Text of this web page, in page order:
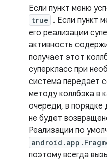
Если пункт меню
true . Если пункт
его реализации
активность
получает этот
суперкласс при
система передает
методу коллбэка в
очереди, в порядке
не будет
Реализации по
поэтому всегда